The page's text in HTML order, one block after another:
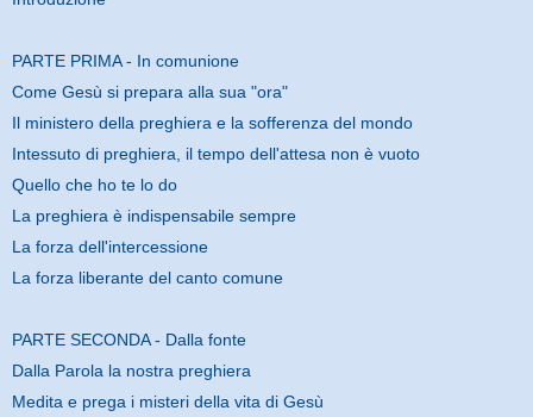
PARTE PRIMA - In comunione
Come Gesù si prepara alla sua "ora"
Il ministero della preghiera e la sofferenza del mondo
Intessuto di preghiera, il tempo dell'attesa non è vuoto
Quello che ho te lo do
La preghiera è indispensabile sempre
La forza dell'intercessione
La forza liberante del canto comune
PARTE SECONDA - Dalla fonte
Dalla Parola la nostra preghiera
Medita e prega i misteri della vita di Gesù